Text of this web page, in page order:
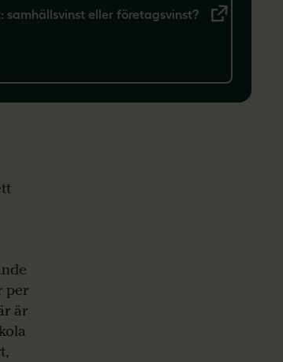
samhällsvinst eller företagsvinst?
per
är